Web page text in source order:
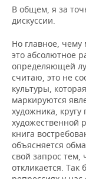
В общем, я за
дискуссии.
Но главное,
это абсолютное
определяющей
считаю, это не
культуры,
маркируются
художника,
художественной
книга
объясняется
свой запрос тем,
откликается.